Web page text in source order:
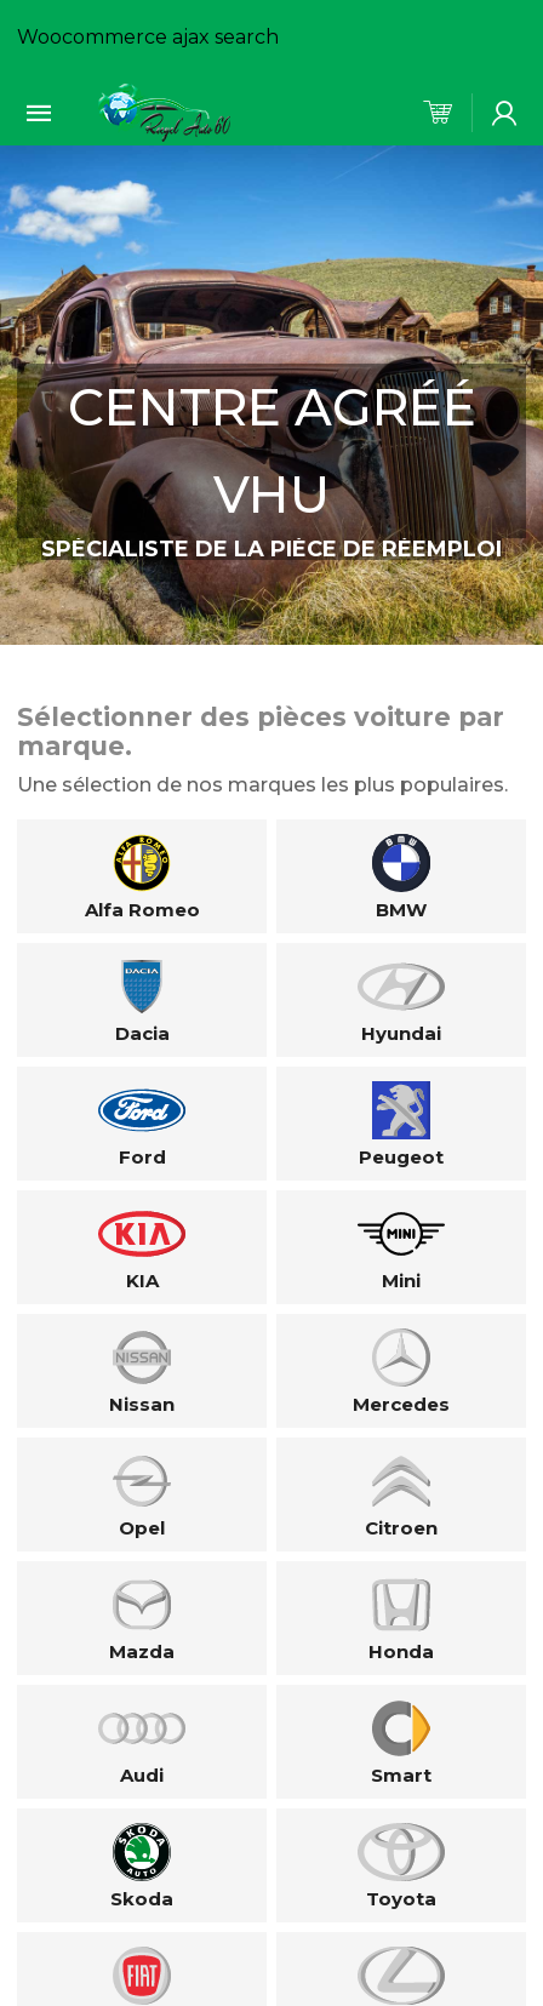
Woocommerce ajax search
CENTRE AGRÉÉ
VHU
SPÉCIALISTE DE LA PIÈCE DE RÉEMPLOI
Sélectionner des pièces voiture par
marque.
Une sélection de nos marques les plus populaires.
Alfa Romeo BMW
Dacia Hyundai
Ford Peugeot
KIA Mini
Nissan Mercedes
Opel Citroen
Mazda Honda
Audi Smart
Skoda Toyota